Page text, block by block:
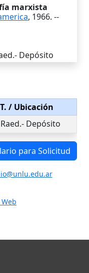
marxista
, 1966. --
Depósito
/ Ubicación
Depósito
para Solicitud